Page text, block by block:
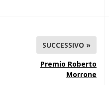
SUCCESSIVO »
Premio Roberto
Morrone